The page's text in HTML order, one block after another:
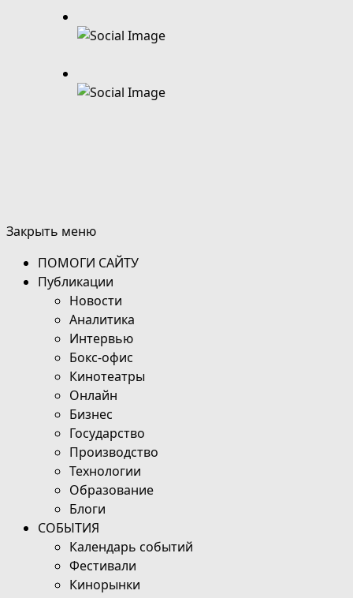
Закрыть меню
ПОМОГИ САЙТУ
Публикации
Новости
Аналитика
Интервью
Бокс-офис
Кинотеатры
Онлайн
Бизнес
Государство
Производство
Технологии
Образование
Блоги
СОБЫТИЯ
Календарь событий
Фестивали
Кинорынки